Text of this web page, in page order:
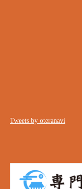
Tweets by oteranavi